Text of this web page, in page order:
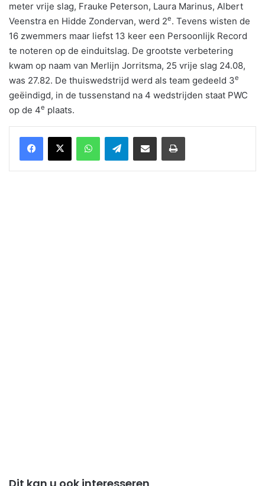
meter vrije slag, Frauke Peterson, Laura Marinus, Albert
Veenstra en Hidde Zondervan, werd 2e. Tevens wisten de
16 zwemmers maar liefst 13 keer een Persoonlijk Record
te noteren op de einduitslag. De grootste verbetering
kwam op naam van Merlijn Jorritsma, 25 vrije slag 24.08,
was 27.82. De thuiswedstrijd werd als team gedeeld 3e
geëindigd, in de tussenstand na 4 wedstrijden staat PWC
op de 4e plaats.
WhatsAppTelegramDelen via Email Print